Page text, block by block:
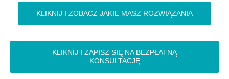
KLIKNIJ I ZOBACZ JAKIE MASZ ROZWIĄZANIA
KLIKNIJ I ZAPISZ SIĘ NA BEZPŁATNĄ
KONSULTACJĘ